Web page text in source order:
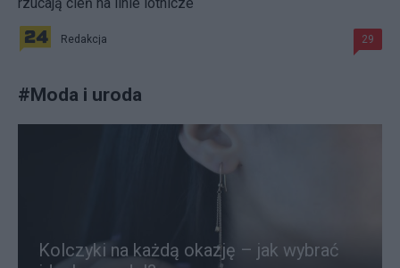
Redakcja 29
#Moda i uroda
Kolczyki na każdą okazję – jak wybrać